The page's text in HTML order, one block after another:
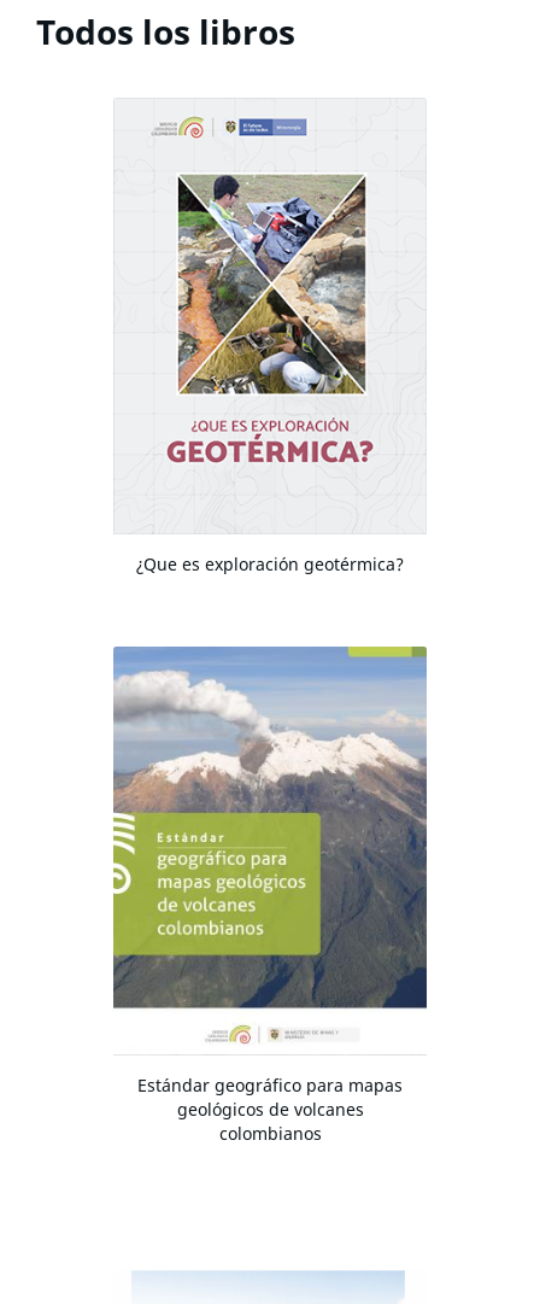
Todos los libros
¿Que es exploración geotérmica?
Estándar geográfico para mapas
geológicos de volcanes
colombianos